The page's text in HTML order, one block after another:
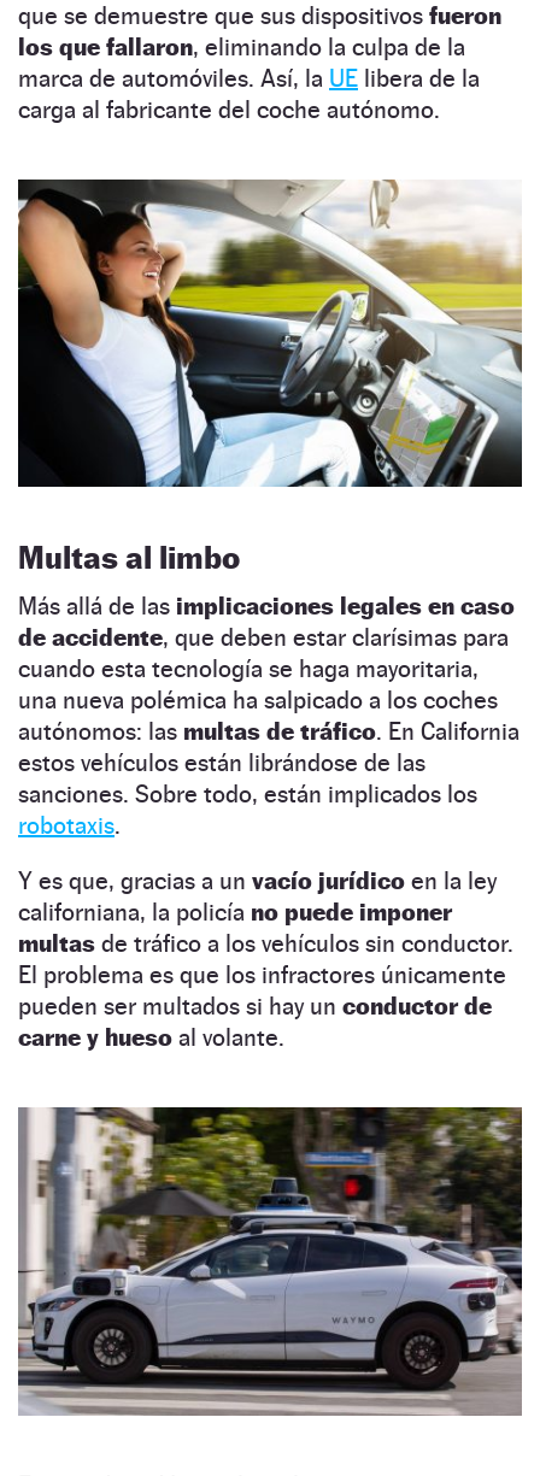
que se demuestre que sus dispositivos fueron
los que fallaron, eliminando la culpa de la
marca de automóviles. Así, la UE libera de la
carga al fabricante del coche autónomo.
Multas al limbo
Más allá de las implicaciones legales en caso
de accidente, que deben estar clarísimas para
cuando esta tecnología se haga mayoritaria,
una nueva polémica ha salpicado a los coches
autónomos: las multas de tráfico. En California
estos vehículos están librándose de las
sanciones. Sobre todo, están implicados los
robotaxis.
Y es que, gracias a un vacío jurídico en la ley
californiana, la policía no puede imponer
multas de tráfico a los vehículos sin conductor.
El problema es que los infractores únicamente
pueden ser multados si hay un conductor de
carne y hueso al volante.